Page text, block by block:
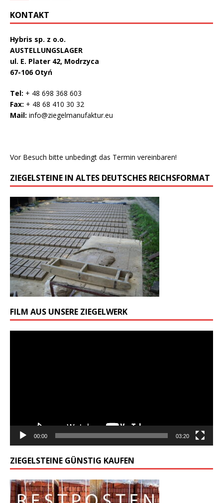
KONTAKT
Hybris sp. z o.o.
AUSTELLUNGSLAGER
ul. E. Plater 42, Modrzyca
67-106 Otyń
Tel: + 48 698 368 603
Fax: + 48 68 410 30 32
Mail: info@ziegelmanufaktur.eu
Vor Besuch bitte unbedingt das Termin vereinbaren!
ZIEGELSTEINE IN ALTES DEUTSCHES REICHSFORMAT
FILM AUS UNSERE ZIEGELWERK
00:00 03:20
ZIEGELSTEINE GÜNSTIG KAUFEN